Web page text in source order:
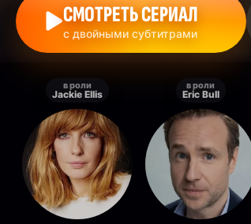
СМОТРЕТЬ СЕРИАЛ
с двойными субтитрами
в роли
Jackie Ellis
в роли
Eric Bull